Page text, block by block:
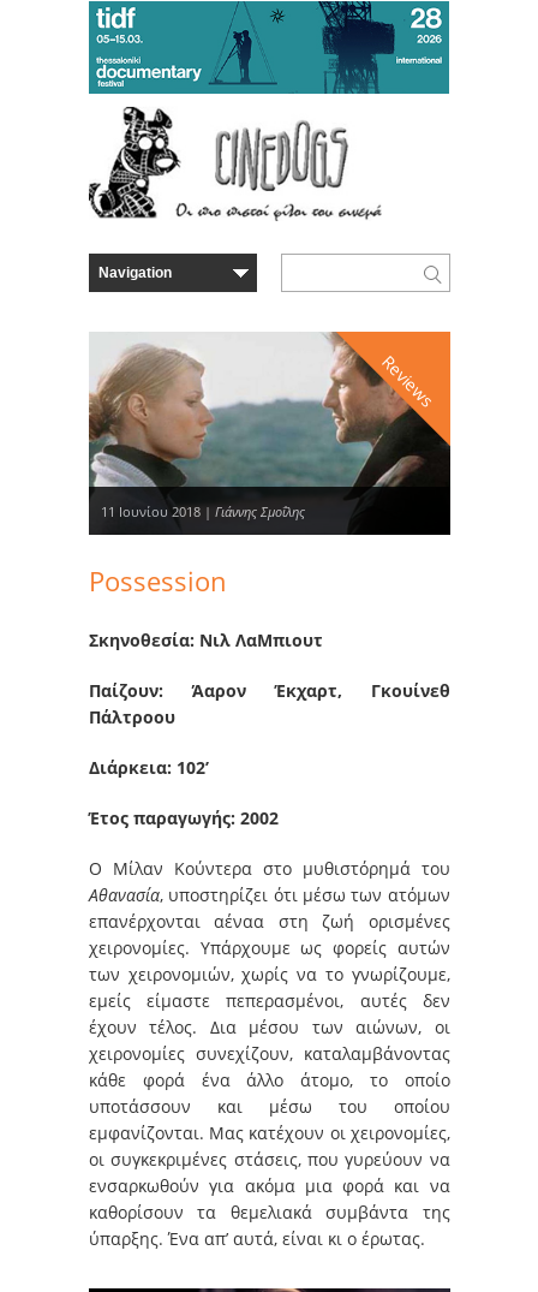
Reviews
11 Ιουνίου 2018 | Γιάννης Σμοΐλης
Possession
Σκηνοθεσία: Νιλ ΛαΜπιουτ
Παίζουν: Άαρον Έκχαρτ, Γκουίνεθ
Πάλτροου
Διάρκεια: 102’
Έτος παραγωγής: 2002
Ο Μίλαν Κούντερα στο μυθιστόρημά του
Αθανασία, υποστηρίζει ότι μέσω των ατόμων
επανέρχονται αέναα στη ζωή ορισμένες
χειρονομίες. Υπάρχουμε ως φορείς αυτών
των χειρονομιών, χωρίς να το γνωρίζουμε,
εμείς είμαστε πεπερασμένοι, αυτές δεν
έχουν τέλος. Δια μέσου των αιώνων, οι
χειρονομίες συνεχίζουν, καταλαμβάνοντας
κάθε φορά ένα άλλο άτομο, το οποίο
υποτάσσουν και μέσω του οποίου
εμφανίζονται. Μας κατέχουν οι χειρονομίες,
οι συγκεκριμένες στάσεις, που γυρεύουν να
ενσαρκωθούν για ακόμα μια φορά και να
καθορίσουν τα θεμελιακά συμβάντα της
ύπαρξης. Ένα απ’ αυτά, είναι κι ο έρωτας.